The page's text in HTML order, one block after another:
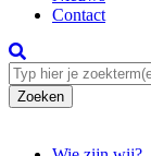
Contact
Zoeken